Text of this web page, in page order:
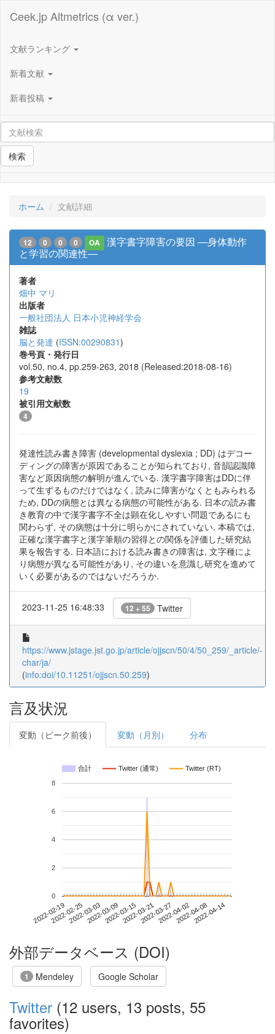
Ceek.jp Altmetrics (α ver.)
文献ランキング
新着文献
新着投稿
検索
ホーム 文献詳細
12 0 0 0 OA
漢字書字障害の要因 ―身体動作
と学習の関連性―
著者
畑中 マリ
出版者
一般社団法人 日本小児神経学会
雑誌
脳と発達 (ISSN:00290831)
巻号頁・発行日
vol.50, no.4, pp.259-263, 2018 (Released:2018-08-16)
参考文献数
19
被引用文献数
4
発達性読み書き障害 (developmental dyslexia ; DD) はデコー
ディングの障害が原因であることが知られており, 音韻認識障
害など原因病態の解明が進んでいる. 漢字書字障害はDDに伴
って生ずるものだけではなく, 読みに障害がなくともみられる
ため, DDの病態とは異なる病態の可能性がある. 日本の読み書
き教育の中で漢字書字不全は顕在化しやすい問題であるにも
関わらず, その病態は十分に明らかにされていない. 本稿では,
正確な漢字書字と漢字筆順の習得との関係を評価した研究結
果を報告する. 日本語における読み書きの障害は, 文字種によ
り病態が異なる可能性があり, その違いを意識し研究を進めて
いく必要があるのではないだろうか.
2023-11-25 16:48:33 12 + 55 Twitter
https://www.jstage.jst.go.jp/article/ojjscn/50/4/50_259/_article/-
char/ja/
(info:doi/10.11251/ojjscn.50.259)
言及状況
変動（ピーク前後） 変動（月別） 分布
合計 Twitter (通常) Twitter (RT)
2022-02-192022-02-252022-03-032022-03-092022-03-152022-03-212022-03-272022-04-022022-04-082022-04-14
0
2
4
6
8
外部データベース (DOI)
1 Mendeley Google Scholar
Twitter (12 users, 13 posts, 55
favorites)